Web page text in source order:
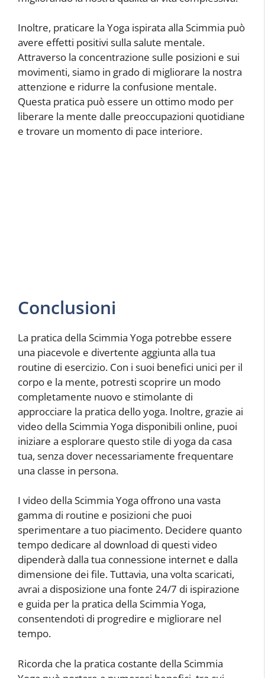
Inoltre, praticare la Yoga ispirata alla Scimmia può
avere effetti positivi sulla salute mentale.
Attraverso la concentrazione sulle posizioni e sui
movimenti, siamo in grado di migliorare la nostra
attenzione e ridurre la confusione mentale.
Questa pratica può essere un ottimo modo per
liberare la mente dalle preoccupazioni quotidiane
e trovare un momento di pace interiore.
Conclusioni
La pratica della Scimmia Yoga potrebbe essere
una piacevole e divertente aggiunta alla tua
routine di esercizio. Con i suoi benefici unici per il
corpo e la mente, potresti scoprire un modo
completamente nuovo e stimolante di
approcciare la pratica dello yoga. Inoltre, grazie ai
video della Scimmia Yoga disponibili online, puoi
iniziare a esplorare questo stile di yoga da casa
tua, senza dover necessariamente frequentare
una classe in persona.
I video della Scimmia Yoga offrono una vasta
gamma di routine e posizioni che puoi
sperimentare a tuo piacimento. Decidere quanto
tempo dedicare al download di questi video
dipenderà dalla tua connessione internet e dalla
dimensione dei file. Tuttavia, una volta scaricati,
avrai a disposizione una fonte 24/7 di ispirazione
e guida per la pratica della Scimmia Yoga,
consentendoti di progredire e migliorare nel
tempo.
Ricorda che la pratica costante della Scimmia